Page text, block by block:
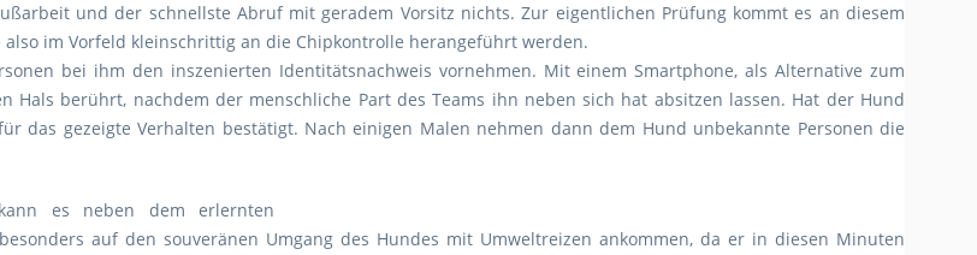
und der schnellste Abruf mit geradem Vorsitz nichts. Zur eigentlichen Prüfung kommt es an diesem
im Vorfeld kleinschrittig an die Chipkontrolle herangeführt werden.
bei ihm den inszenierten Identitätsnachweis vornehmen. Mit einem Smartphone, als Alternative zum
Hals berührt, nachdem der menschliche Part des Teams ihn neben sich hat absitzen lassen. Hat der Hund
das gezeigte Verhalten bestätigt. Nach einigen Malen nehmen dann dem Hund unbekannte Personen die
es neben dem erlernten
auf den souveränen Umgang des Hundes mit Umweltreizen ankommen, da er in diesen Minuten